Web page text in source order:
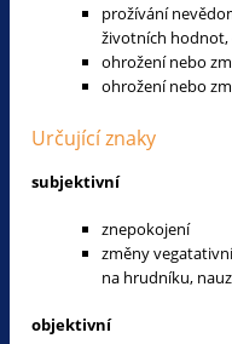
prožívání
životních hodnot,
ohrožení nebo
ohrožení nebo
Určující znaky
subjektivní
znepokojení
změny
na hrudníku,
objektivní